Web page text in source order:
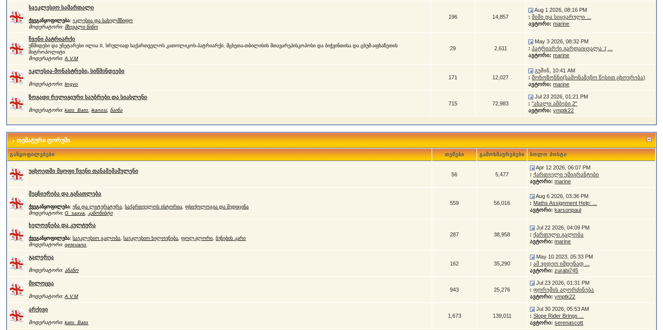
საეკლესიო სამართალი
ქვეგანყოფილება: ეკლესია და სახელმწიფო
მოდერატორი: მხევალი ნინო
196 14,857
Aug 1 2026, 08:16 PM
: შიში და სიყვარული ...
ავტორი: marine
ჩვენი პატრიარქი
უწმიდესი და უნეტარესი ილია II, სრულიად საქართველოს კათოლიკოს-პატრიარქი, მცხეთა-თბილისის მთავარეპისკოპოსი და ბიჭვინთისა და ცხუმ-აფხაზეთის
მიტროპოლიტი
მოდერატორი:A.V.M
29 2,611
May 3 2026, 08:32 PM
: პატრიარქი გარდაიცვალა :( ...
ავტორი: marine
ეკლესია-მონასტრები, სიწმინდეები
მოდერატორი:lingvo
171 12,027
გუშინ, 10:41 AM
: მონოზონნი(სამონაზვნო წესით ცხოვრება)
ავტორი: marine
ზოგადი რელიგიური საუბრები და სიახლენი
მოდერატორი:kato_Bato ,ikanosi, ნაინა
715 72,983
Jul 23 2026, 01:21 PM
: "ახალი ამბები 2"
ავტორი: ymptk22
თემატური ფორუმი
განყოფილებები თემები გამოხმაურებები ბოლო პოსტი
უცხოეთში მყოფი ჩვენი თანამემამულენი
56 5,477
Apr 12 2026, 06:07 PM
: ქართველი ემიგრანტები
ავტორი: marine
მეცნიერება და განათლება
ქვეგანყოფილება: ენა და ლიტერატურა ,საქართველოს ისტორია ,ფსიქოლოგია და მედიცინა
მოდერატორი:G_saxva კანონისტი
559 56,016
Aug 6 2026, 03:36 PM
: Maths Assignment Help: ...
ავტორი: karsonpaul
ხელოვნება და კულტურა
ქვეგანყოფილება: საეკლესიო გალობა ,საეკლესიო ხელოვნება ,ფოლკლორი ,ბუნების კარი
მოდერატორი:qetevano
287 38,958
Jul 22 2026, 04:09 PM
: ქართული გალობა
ავტორი: marine
გალერეა
მოდერატორი: ანანო
162 35,290
May 10 2023, 05:33 PM
: ამ ვიდეო იმდენად ...
ავტორი: zurabi745
მილოცვა
მოდერატორი:A.V.M
943 25,276
Jul 23 2026, 01:31 PM
: ფორუმის აღორძინება
ავტორი: ymptk22
არქივი
მოდერატორი:kato_Bato
1,673 139,011
Jul 30 2026, 05:53 AM
: Slope Rider Brings ...
ავტორი: serenascott